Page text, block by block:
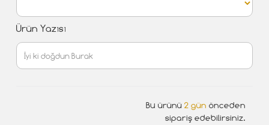
Ürün Yazısı
Bu ürünü 2 gün önceden
sipariş edebilirsiniz.